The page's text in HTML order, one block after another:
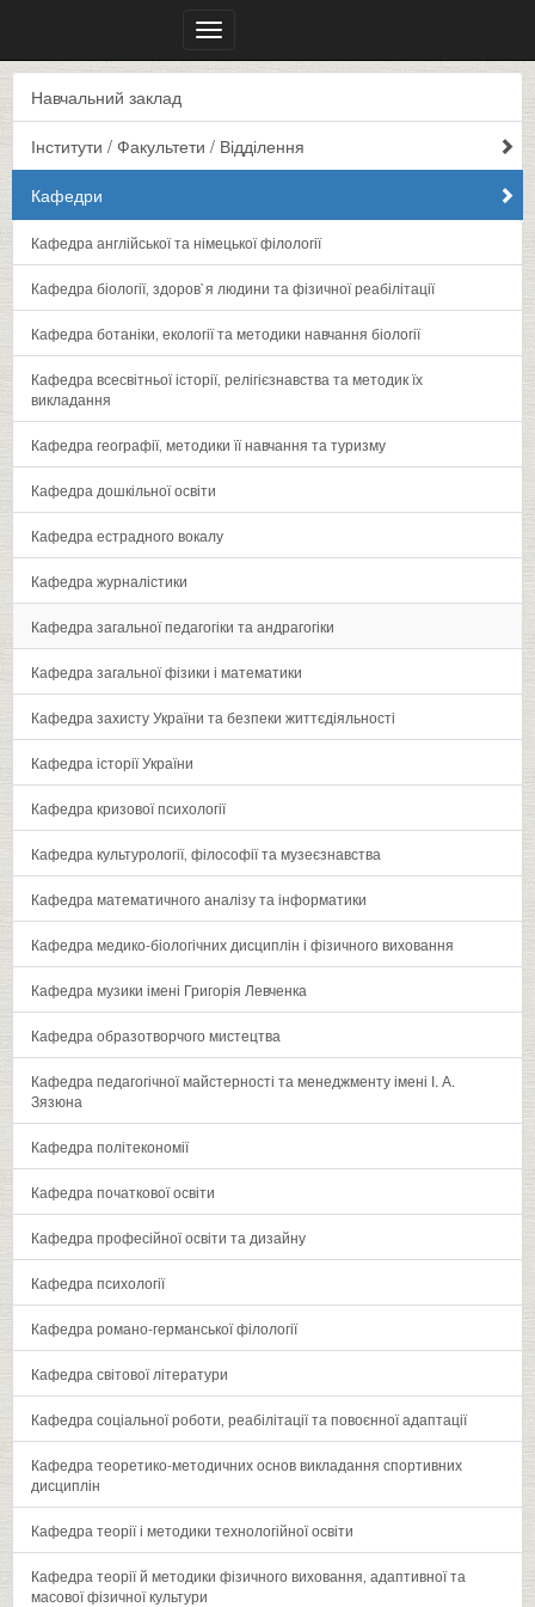
Меню
Навчальний заклад
Інститути / Факультети / Відділення
Кафедри
Кафедра англійської та німецької філології
Кафедра біології‚ здоров`я людини та фізичної реабілітації
Кафедра ботаніки‚ екології та методики навчання біології
Кафедра всесвітньої історії‚ релігієзнавства та методик їх
викладання
Кафедра географії‚ методики її навчання та туризму
Кафедра дошкільної освіти
Кафедра естрадного вокалу
Кафедра журналістики
Кафедра загальної педагогіки та андрагогіки
Кафедра загальної фізики і математики
Кафедра захисту України та безпеки життєдіяльності
Кафедра історії України
Кафедра кризової психології
Кафедра культурології‚ філософії та музеєзнавства
Кафедра математичного аналізу та інформатики
Кафедра медико-біологічних дисциплін і фізичного виховання
Кафедра музики імені Григорія Левченка
Кафедра образотворчого мистецтва
Кафедра педагогічної майстерності та менеджменту імені І. А.
Зязюна
Кафедра політекономії
Кафедра початкової освіти
Кафедра професійної освіти та дизайну
Кафедра психології
Кафедра романо-германської філології
Кафедра світової літератури
Кафедра соціальної роботи‚ реабілітації та повоєнної адаптації
Кафедра теоретико-методичних основ викладання спортивних
дисциплін
Кафедра теорії і методики технологійної освіти
Кафедра теорії й методики фізичного виховання‚ адаптивної та
масової фізичної культури